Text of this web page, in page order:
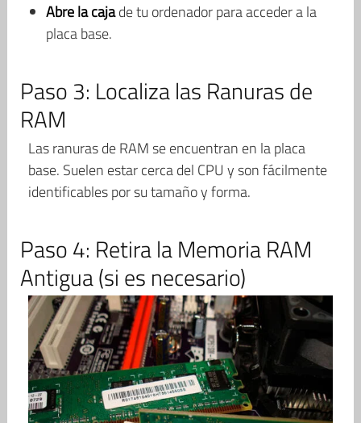
Abre la cajade tu ordenador para acceder a la
placa base.
Paso 3: Localiza las Ranuras de
RAM
Las ranuras de RAM se encuentran en la placa
base. Suelen estar cerca del CPU y son fácilmente
identificables por su tamaño y forma.
Paso 4: Retira la Memoria RAM
Antigua (si es necesario)